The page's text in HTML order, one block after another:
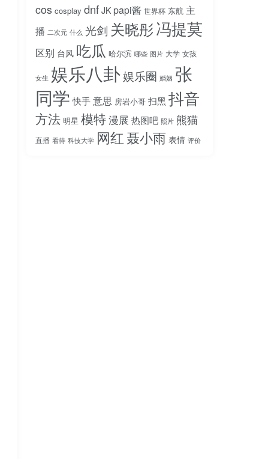
cos cosplay dnf JK papi酱 世界杯 东航 主
播 二次元 什么 光剑 关晓彤冯提莫
区别 台风 吃瓜 哈尔滨 哪些 图片 大学 女孩
女生 娱乐八卦娱乐圈 婚姻 张
同学 快手意思 房岩小哥 扫黑抖音
方法 明星 模特漫展 热图吧 照片 熊猫
直播 看待 科技大学 网红 聂小雨 表情 评价